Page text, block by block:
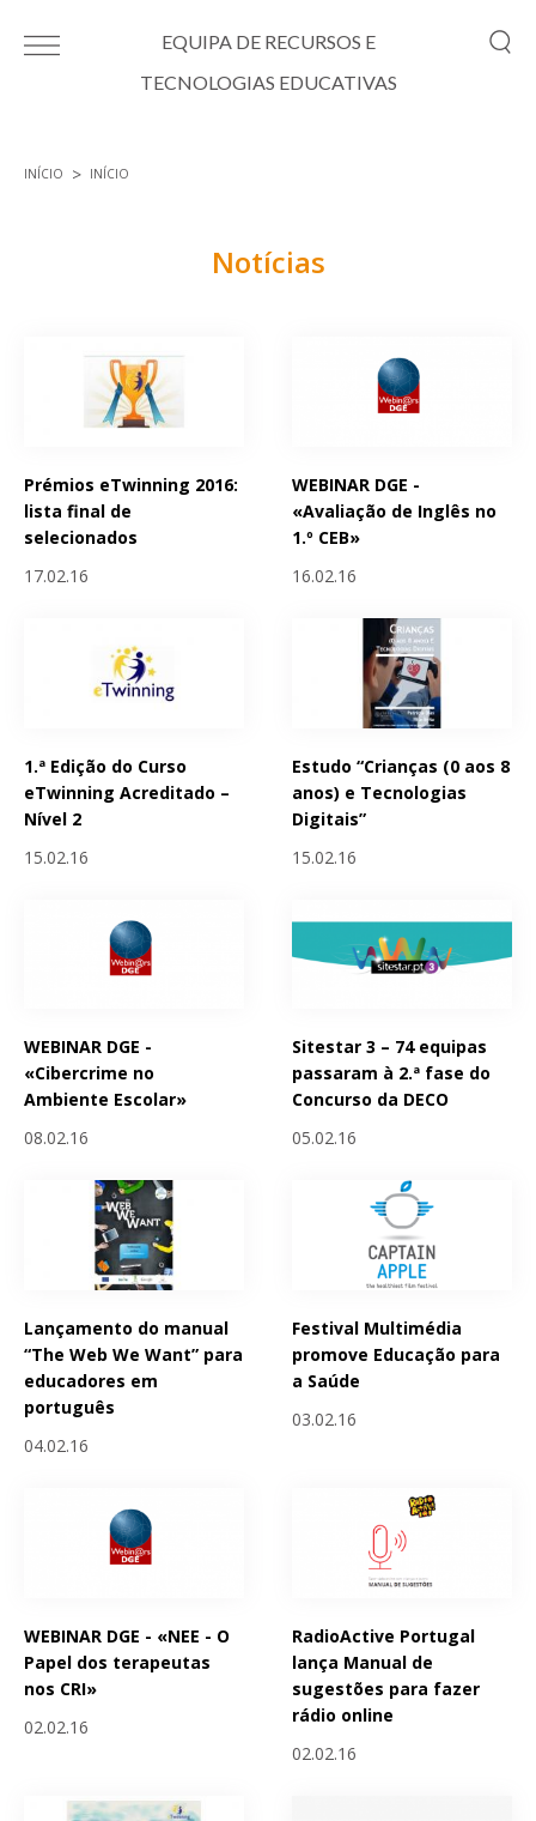
EQUIPA DE RECURSOS E
TECNOLOGIAS EDUCATIVAS
INÍCIO INÍCIO
Notícias
Prémios eTwinning 2016:
lista final de
selecionados
17.02.16
WEBINAR DGE -
«Avaliação de Inglês no
1.º CEB»
16.02.16
1.ª Edição do Curso
eTwinning Acreditado –
Nível 2
15.02.16
Estudo “Crianças (0 aos 8
anos) e Tecnologias
Digitais”
15.02.16
WEBINAR DGE -
«Cibercrime no
Ambiente Escolar»
08.02.16
Sitestar 3 – 74 equipas
passaram à 2.ª fase do
Concurso da DECO
05.02.16
Lançamento do manual
“The Web We Want” para
educadores em
português
04.02.16
Festival Multimédia
promove Educação para
a Saúde
03.02.16
WEBINAR DGE - «NEE - O
Papel dos terapeutas
nos CRI»
02.02.16
RadioActive Portugal
lança Manual de
sugestões para fazer
rádio online
02.02.16
Páginas